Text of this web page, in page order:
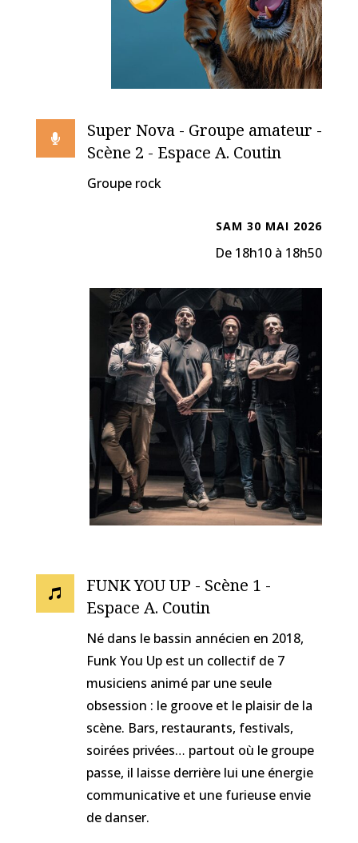

Super Nova - Groupe amateur -
Scène 2 - Espace A. Coutin
Groupe rock
SAM 30 MAI 2026
De 18h10 à 18h50

FUNK YOU UP - Scène 1 -
Espace A. Coutin
Né dans le bassin annécien en 2018,
Funk You Up est un collectif de 7
musiciens animé par une seule
obsession : le groove et le plaisir de la
scène. Bars, restaurants, festivals,
soirées privées… partout où le groupe
passe, il laisse derrière lui une énergie
communicative et une furieuse envie
de danser.